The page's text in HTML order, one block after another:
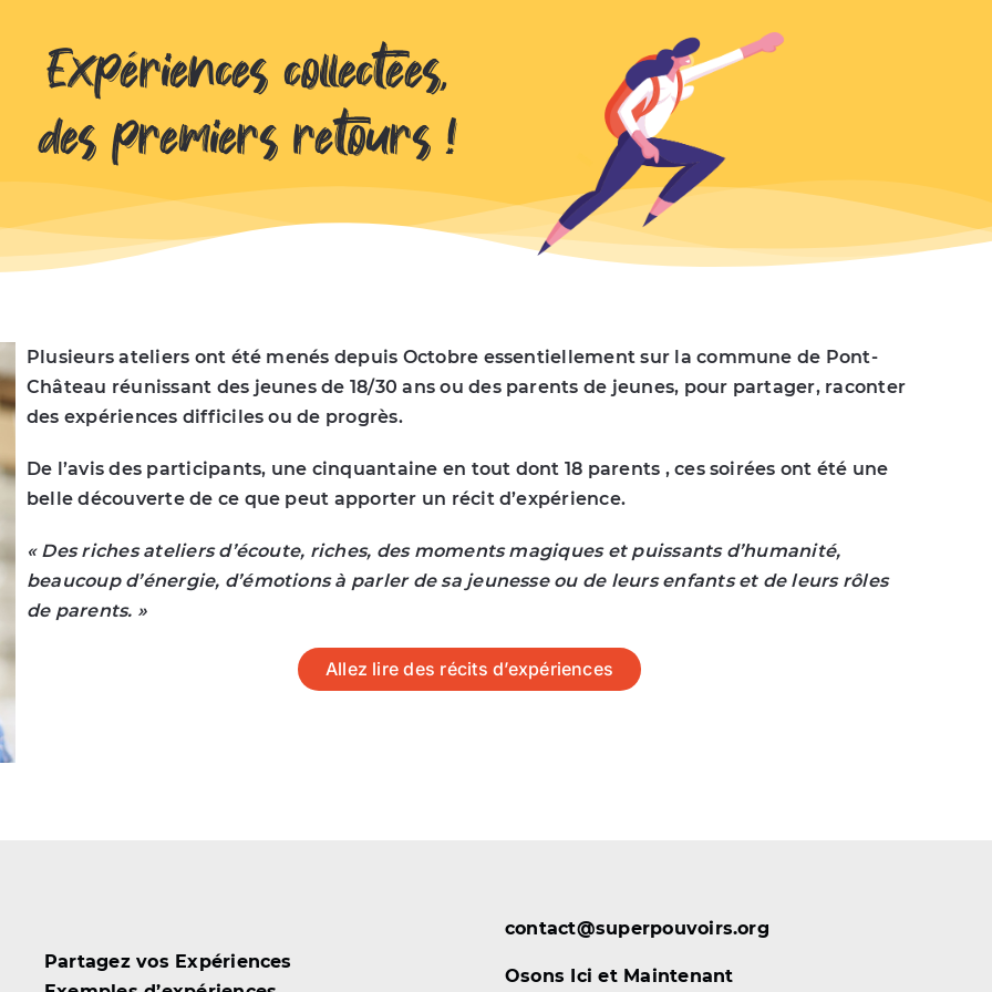
Expériences collectées,
des premiers retours !
Plusieurs ateliers ont été menés depuis Octobre essentiellement sur la commune de Pont-
Château réunissant des jeunes de 18/30 ans ou des parents de jeunes, pour partager, raconter
des expériences difficiles ou de progrès.
De l’avis des participants, une cinquantaine en tout dont 18 parents , ces soirées ont été une
belle découverte de ce que peut apporter un récit d’expérience.
« Des riches ateliers d’écoute, riches, des moments magiques et puissants d’humanité,
beaucoup d’énergie, d’émotions à parler de sa jeunesse ou de leurs enfants et de leurs rôles
de parents. »
Allez lire des récits d’expériences
Partagez vos Expériences
contact@superpouvoirs.org
Osons Ici et Maintenant